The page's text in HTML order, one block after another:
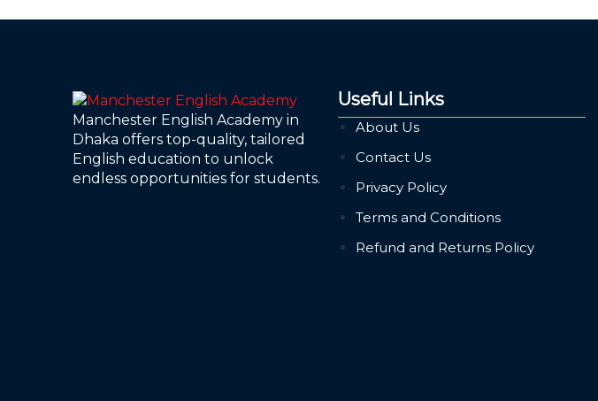
Manchester English Academy in
Dhaka offers top-quality, tailored
English education to unlock
endless opportunities for students.
Useful Links
About Us
Contact Us
Privacy Policy
Terms and Conditions
Refund and Returns Policy